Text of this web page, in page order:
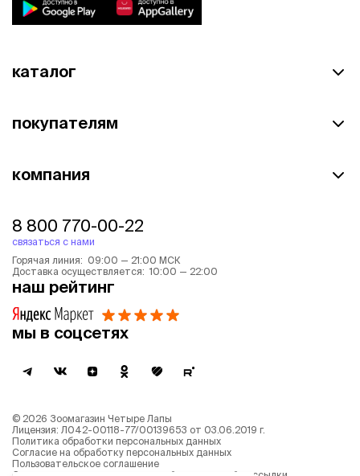
каталог
покупателям
компания
8 800 770-00-22
связаться с нами
Горячая линия: 09:00 — 21:00 МСК
Доставка осуществляется: 10:00 — 22:00
наш рейтинг
мы в соцсетях
© 2026 Зоомагазин Четыре Лапы
Лицензия: Л042-00118-77/00139653 от 03.06.2019 г.
Политика обработки персональных данных
Согласие на обработку персональных данных
Пользовательское соглашение